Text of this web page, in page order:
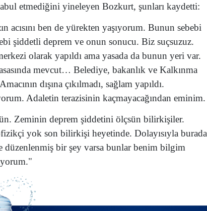
etmediğini yineleyen Bozkurt, şunları kaydetti:
acısını ben de yürekten yaşıyorum. Bunun sebebi
şiddetli deprem ve onun sonucu. Biz suçsuzuz.
olarak yapıldı ama yasada da bunun yeri var.
mevcut… Belediye, bakanlık ve Kalkınma
dışına çıkılmadı, sağlam yapıldı.
Adaletin terazisinin kaçmayacağından eminim.
Zeminin deprem şiddetini ölçsün bilirkişiler.
yok son bilirkişi heyetinde. Dolayısıyla burada
düzenlenmiş bir şey varsa bunlar benim bilgim